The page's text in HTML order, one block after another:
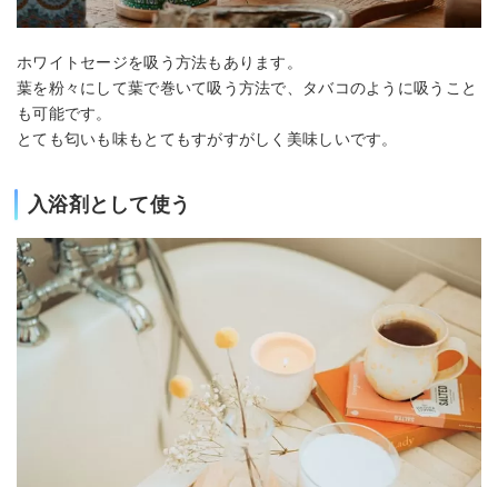
ホワイトセージを吸う方法もあります。
葉を粉々にして葉で巻いて吸う方法で、タバコのように吸うこと
も可能です。
とても匂いも味もとてもすがすがしく美味しいです。
入浴剤として使う